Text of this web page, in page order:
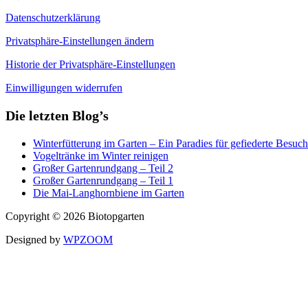
Datenschutzerklärung
Privatsphäre-Einstellungen ändern
Historie der Privatsphäre-Einstellungen
Einwilligungen widerrufen
Die letzten Blog’s
Winterfütterung im Garten – Ein Paradies für gefiederte
Vogeltränke im Winter reinigen
Großer Gartenrundgang – Teil 2
Großer Gartenrundgang – Teil 1
Die Mai-Langhornbiene im Garten
Copyright © 2026 Biotopgarten
Designed by WPZOOM